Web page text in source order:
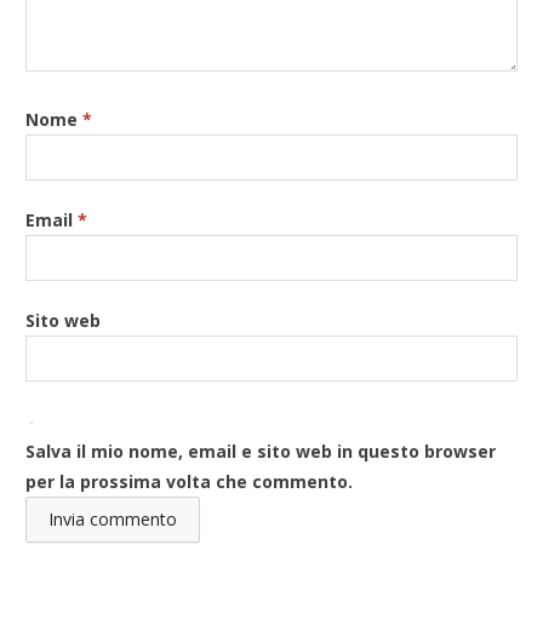
Nome*
Email*
Sito web
Salva il mio nome, email e sito web in questo browser
per la prossima volta che commento.